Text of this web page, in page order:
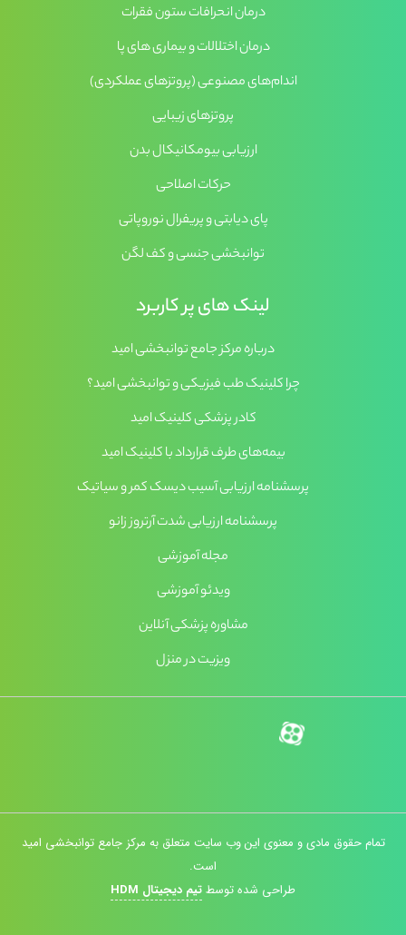
درمان انحرافات ستون فقرات
درمان اختلالات و بیماری های پا
اندام‌های مصنوعی (پروتزهای عملکردی)
پروتزهای زیبایی
ارزیابی بیومکانیکال بدن
حرکات اصلاحی
پای دیابتی و پریفرال نوروپاتی
توانبخشی جنسی و کف لگن
لینک های پر کاربرد
درباره مرکز جامع توانبخشی امید
چرا کلینیک طب فیزیکی و توانبخشی امید؟
کادر پزشکی کلینیک امید
بیمه‌های طرف قرارداد با کلینیک امید
پرسشنامه ارزیابی آسیب دیسک کمر و سیاتیک
پرسشنامه ارزیابی شدت آرتروز زانو
مجله آموزشی
ویدئو آموزشی
مشاوره پزشکی آنلاین
ویزیت در منزل
تمام حقوق مادی و معنوی این وب سایت متعلق به مرکز جامع توانبخشی امید
است.
طراحی شده توسطتیم دیجیتال HDM